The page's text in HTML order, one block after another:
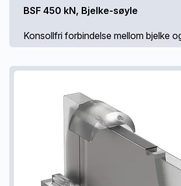
BSF 450 kN, Bjelke-søyle
Konsollfri forbindelse mellom bjelke